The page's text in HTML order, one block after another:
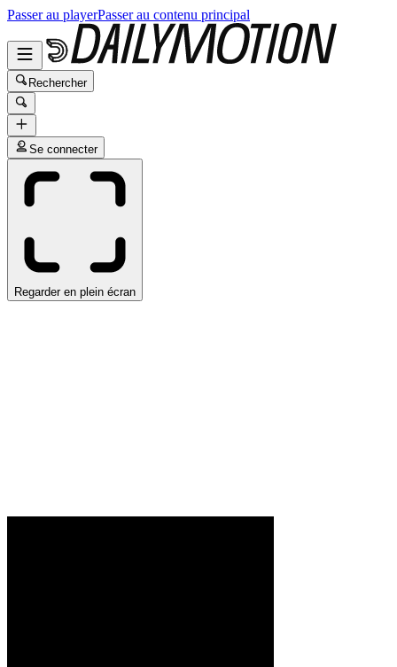
Passer au playerPasser au contenu principal
Rechercher
Se connecter
Regarder en plein écran